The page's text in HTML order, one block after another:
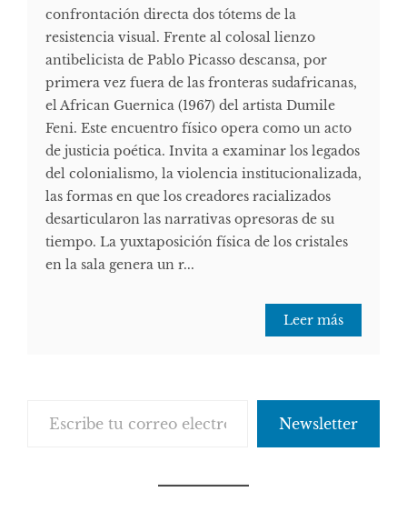
confrontación directa dos tótems de la
resistencia visual. Frente al colosal lienzo
antibelicista de Pablo Picasso descansa, por
primera vez fuera de las fronteras sudafricanas,
el African Guernica (1967) del artista Dumile
Feni. Este encuentro físico opera como un acto
de justicia poética. Invita a examinar los legados
del colonialismo, la violencia institucionalizada,
las formas en que los creadores racializados
desarticularon las narrativas opresoras de su
tiempo. La yuxtaposición física de los cristales
en la sala genera un r...
Leer más
Newsletter